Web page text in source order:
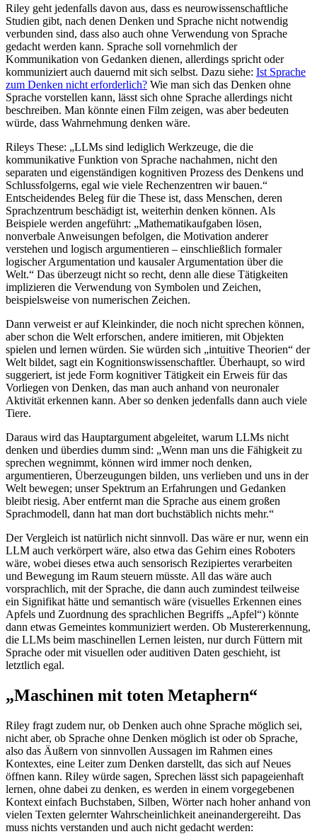
Riley geht jedenfalls davon aus, dass es neurowissenschaftliche
Studien gibt, nach denen Denken und Sprache nicht notwendig
verbunden sind, dass also auch ohne Verwendung von Sprache
gedacht werden kann. Sprache soll vornehmlich der
Kommunikation von Gedanken dienen, allerdings spricht oder
kommuniziert auch dauernd mit sich selbst. Dazu siehe: Ist Sprache
zum Denken nicht erforderlich? Wie man sich das Denken ohne
Sprache vorstellen kann, lässt sich ohne Sprache allerdings nicht
beschreiben. Man könnte einen Film zeigen, was aber bedeuten
würde, dass Wahrnehmung denken wäre.
Rileys These: „LLMs sind lediglich Werkzeuge, die die
kommunikative Funktion von Sprache nachahmen, nicht den
separaten und eigenständigen kognitiven Prozess des Denkens und
Schlussfolgerns, egal wie viele Rechenzentren wir bauen.“
Entscheidendes Beleg für die These ist, dass Menschen, deren
Sprachzentrum beschädigt ist, weiterhin denken können. Als
Beispiele werden angeführt: „Mathematikaufgaben lösen,
nonverbale Anweisungen befolgen, die Motivation anderer
verstehen und logisch argumentieren – einschließlich formaler
logischer Argumentation und kausaler Argumentation über die
Welt.“ Das überzeugt nicht so recht, denn alle diese Tätigkeiten
implizieren die Verwendung von Symbolen und Zeichen,
beispielsweise von numerischen Zeichen.
Dann verweist er auf Kleinkinder, die noch nicht sprechen können,
aber schon die Welt erforschen, andere imitieren, mit Objekten
spielen und lernen würden. Sie würden sich „intuitive Theorien“ der
Welt bildet, sagt ein Kognitionswissenschaftler. Überhaupt, so wird
suggeriert, ist jede Form kognitiver Tätigkeit ein Erweis für das
Vorliegen von Denken, das man auch anhand von neuronaler
Aktivität erkennen kann. Aber so denken jedenfalls dann auch viele
Tiere.
Daraus wird das Hauptargument abgeleitet, warum LLMs nicht
denken und überdies dumm sind: „Wenn man uns die Fähigkeit zu
sprechen wegnimmt, können wird immer noch denken,
argumentieren, Überzeugungen bilden, uns verlieben und uns in der
Welt bewegen; unser Spektrum an Erfahrungen und Gedanken
bleibt riesig. Aber entfernt man die Sprache aus einem großen
Sprachmodell, dann hat man dort buchstäblich nichts mehr.“
Der Vergleich ist natürlich nicht sinnvoll. Das wäre er nur, wenn ein
LLM auch verkörpert wäre, also etwa das Gehirn eines Roboters
wäre, wobei dieses etwa auch sensorisch Rezipiertes verarbeiten
und Bewegung im Raum steuern müsste. All das wäre auch
vorsprachlich, mit der Sprache, die dann auch zumindest teilweise
ein Signifikat hätte und semantisch wäre (visuelles Erkennen eines
Apfels und Zuordnung des sprachlichen Begriffs „Apfel“) könnte
dann etwas Gemeintes kommuniziert werden. Ob Mustererkennung,
die LLMs beim maschinellen Lernen leisten, nur durch Füttern mit
Sprache oder mit visuellen oder auditiven Daten geschieht, ist
letztlich egal.
„Maschinen mit toten Metaphern“
Riley fragt zudem nur, ob Denken auch ohne Sprache möglich sei,
nicht aber, ob Sprache ohne Denken möglich ist oder ob Sprache,
also das Äußern von sinnvollen Aussagen im Rahmen eines
Kontextes, eine Leiter zum Denken darstellt, das sich auf Neues
öffnen kann. Riley würde sagen, Sprechen lässt sich papageienhaft
lernen, ohne dabei zu denken, es werden in einem vorgegebenen
Kontext einfach Buchstaben, Silben, Wörter nach hoher anhand von
vielen Texten gelernter Wahrscheinlichkeit aneinandergereiht. Das
muss nichts verstanden und auch nicht gedacht werden: